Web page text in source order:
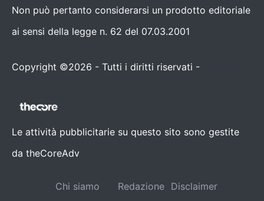
Non può pertanto considerarsi un prodotto editoriale
ai sensi della legge n. 62 del 07.03.2001
Copyright ©2026 - Tutti i diritti riservati -
Le attività pubblicitarie su questo sito sono gestite
da theCoreAdv
Chi siamo Redazione Disclaimer